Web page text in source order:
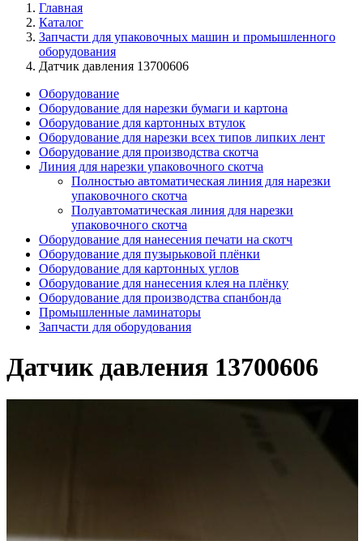
Главная
Каталог
Запчасти для упаковочных машин и промышленного
оборудования
Датчик давления 13700606
Оборудование
Оборудование для нарезки бумаги и картона
Оборудование для картонных втулок
Оборудование для нарезки всех типов липких лент
Оборудование для производства скотча
Линия для нарезки упаковочного скотча
Полностью автоматическая линия для нарезки
упаковочного скотча
Полуавтоматическая линия для нарезки
упаковочного скотча
Оборудование для нанесения печати на скотч
Оборудование для пузырьковой плёнки
Оборудование для картонных углов
Оборудование для нанесения клея на плёнку
Оборудование для производства спанбонда
Промышленные ламинаторы
Запчасти для оборудования
Датчик давления 13700606